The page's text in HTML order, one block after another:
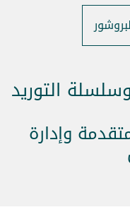
التوريد
وإدارة